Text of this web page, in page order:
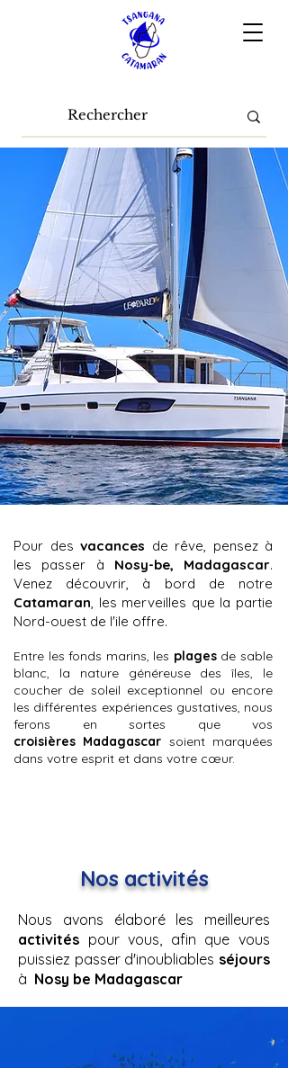
Pour des vacances de rêve, pensez à
les passer à Nosy-be, Madagascar.
Venez découvrir, à bord de notre
Catamaran, les merveilles que la partie
Nord-ouest de l'ile offre.
Entre les fonds marins, les plagesde sable
blanc, la nature généreuse des îles, le
coucher de soleil exceptionnel ou encore
les différentes expériences gustatives, nous
ferons en sortes que vos
croisières Madagascar soient marquées
dans votre esprit et dans votre cœur.
Nos activités
Nous avons élaboré les meilleures
activités pour vous, afin que vous
puissiez passer d'inoubliables séjours
à Nosy be Madagascar